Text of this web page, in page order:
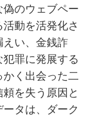
のウェブペー
動を活発化さ
い、金銭詐
罪に発展する
く出会った二
を失う原因と
タは、ダーク